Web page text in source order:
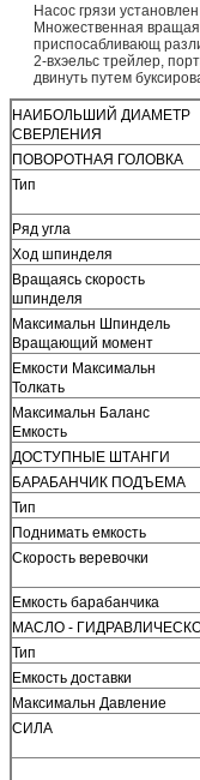
Насос грязи
Множественная
приспосабливающ
2-вхэельс трейлер,
двинуть путем
НАИБОЛЬШИЙ ДИАМЕТР
СВЕРЛЕНИЯ
ПОВОРОТНАЯ ГОЛОВКА
Тип
Ряд угла
Ход шпинделя
Вращаясь скорость
шпинделя
Максимальн Шпиндель
Вращающий момент
Емкости Максимальн
Толкать
Максимальн Баланс
Емкость
ДОСТУПНЫЕ ШТАНГИ
БАРАБАНЧИК ПОДЪЕМА
Тип
Поднимать емкость
Скорость веревочки
Емкость барабанчика
МАСЛО -
Тип
Емкость доставки
Максимальн Давление
СИЛА